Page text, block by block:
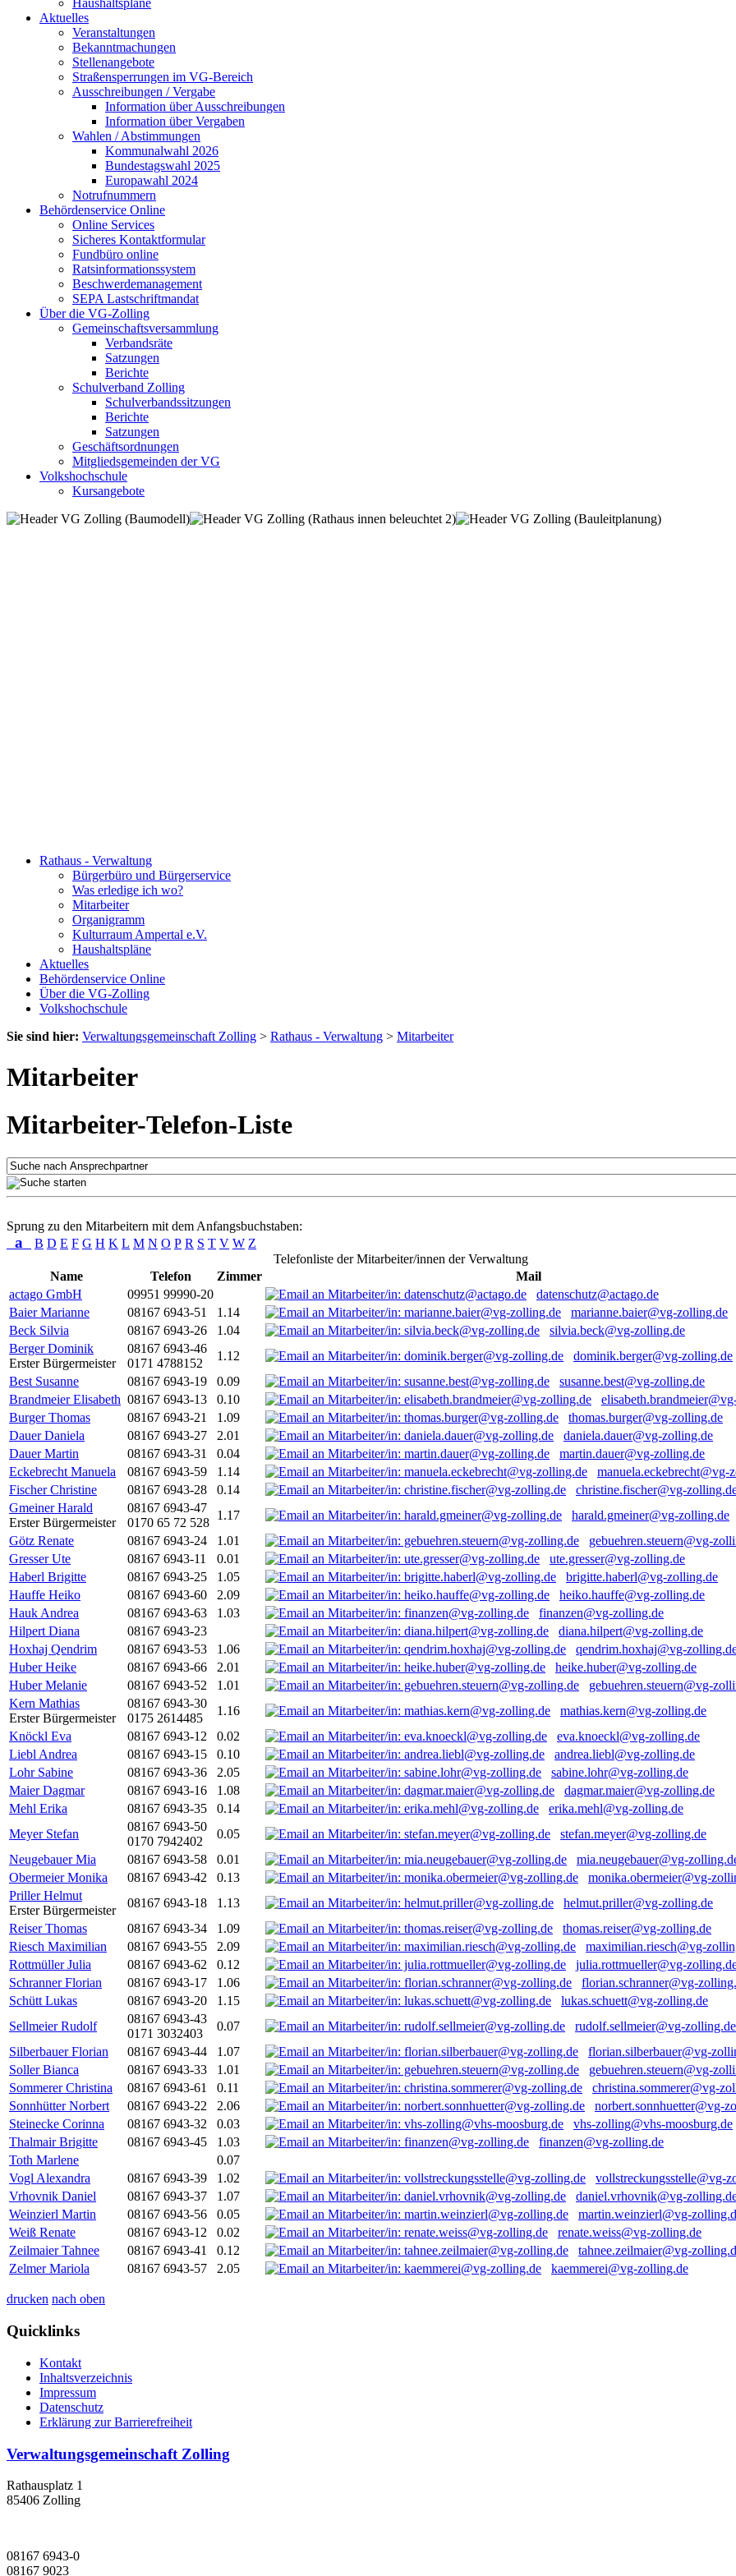
Haushaltspläne
Aktuelles
Veranstaltungen
Bekanntmachungen
Stellenangebote
Straßensperrungen im VG-Bereich
Ausschreibungen / Vergabe
Information über Ausschreibungen
Information über Vergaben
Wahlen / Abstimmungen
Kommunalwahl 2026
Bundestagswahl 2025
Europawahl 2024
Notrufnummern
Behördenservice Online
Online Services
Sicheres Kontaktformular
Fundbüro online
Ratsinformationssystem
Beschwerdemanagement
SEPA Lastschriftmandat
Über die VG-Zolling
Gemeinschaftsversammlung
Verbandsräte
Satzungen
Berichte
Schulverband Zolling
Schulverbandssitzungen
Berichte
Satzungen
Geschäftsordnungen
Mitgliedsgemeinden der VG
Volkshochschule
Kursangebote
Rathaus - Verwaltung
Bürgerbüro und Bürgerservice
Was erledige ich wo?
Mitarbeiter
Organigramm
Kulturraum Ampertal e.V.
Haushaltspläne
Aktuelles
Behördenservice Online
Über die VG-Zolling
Volkshochschule
Sie sind hier: Verwaltungsgemeinschaft Zolling > Rathaus - Verwaltung > Mitarbeiter
Mitarbeiter
Mitarbeiter-Telefon-Liste
Sprung zu den Mitarbeitern mit dem Anfangsbuchstaben:
a B D E F G H K L M N O P R S T V W Z
Telefonliste der Mitarbeiter/innen der Verwaltung
Name
Telefon Zimmer
Mail
actago GmbH
09951 99990-20
datenschutz@actago.de
Baier Marianne
08167 6943-51 1.14
marianne.baier@vg-zolling.de
Beck Silvia
08167 6943-26 1.04
silvia.beck@vg-zolling.de
Berger Dominik
Erster Bürgermeister
08167 6943-46
0171 4788152
1.12
dominik.berger@vg-zolling.de
Best Susanne
08167 6943-19 0.09
susanne.best@vg-zolling.de
Brandmeier Elisabeth 08167 6943-13 0.10
Burger Thomas
08167 6943-21 1.09
thomas.burger@vg-zolling.de
Dauer Daniela
08167 6943-27 2.01
daniela.dauer@vg-zolling.de
Dauer Martin
08167 6943-31 0.04
martin.dauer@vg-zolling.de
Eckebrecht Manuela
08167 6943-59 1.14
manuela.eckebrecht@vg-
Fischer Christine
08167 6943-28 0.14
christine.fischer@vg-
Gmeiner Harald
Erster Bürgermeister
08167 6943-47
0170 65 72 528
1.17
harald.gmeiner@vg-zolling.de
Götz Renate
08167 6943-24 1.01
gebuehren.steuern@vg-
Gresser Ute
08167 6943-11 0.01
ute.gresser@vg-zolling.de
Haberl Brigitte
08167 6943-25 1.05
brigitte.haberl@vg-zolling.de
Hauffe Heiko
08167 6943-60 2.09
heiko.hauffe@vg-zolling.de
Hauk Andrea
08167 6943-63 1.03
finanzen@vg-zolling.de
Hilpert Diana
08167 6943-23
diana.hilpert@vg-zolling.de
Hoxhaj Qendrim
08167 6943-53 1.06
qendrim.hoxhaj@vg-
Huber Heike
08167 6943-66 2.01
heike.huber@vg-zolling.de
Huber Melanie
08167 6943-52 1.01
gebuehren.steuern@vg-
Kern Mathias
Erster Bürgermeister
08167 6943-30
0175 2614485
1.16
mathias.kern@vg-zolling.de
Knöckl Eva
08167 6943-12 0.02
eva.knoeckl@vg-zolling.de
Liebl Andrea
08167 6943-15 0.10
andrea.liebl@vg-zolling.de
Lohr Sabine
08167 6943-36 2.05
sabine.lohr@vg-zolling.de
Maier Dagmar
08167 6943-16 1.08
dagmar.maier@vg-zolling.de
Mehl Erika
08167 6943-35 0.14
erika.mehl@vg-zolling.de
Meyer Stefan
08167 6943-50
0170 7942402
0.05
stefan.meyer@vg-zolling.de
Neugebauer Mia
08167 6943-58 0.01
mia.neugebauer@vg-
Obermeier Monika
08167 6943-42 0.13
monika.obermeier@vg-
Priller Helmut
Erster Bürgermeister
08167 6943-18 1.13
helmut.priller@vg-zolling.de
Reiser Thomas
08167 6943-34 1.09
thomas.reiser@vg-zolling.de
Riesch Maximilian
08167 6943-55 2.09
maximilian.riesch@vg-
Rottmüller Julia
08167 6943-62 0.12
julia.rottmueller@vg-
Schranner Florian
08167 6943-17 1.06
florian.schranner@vg-
Schütt Lukas
08167 6943-20 1.15
lukas.schuett@vg-zolling.de
Sellmeier Rudolf
08167 6943-43
0171 3032403
0.07
rudolf.sellmeier@vg-zolling.de
Silberbauer Florian
08167 6943-44 1.07
florian.silberbauer@vg-
Soller Bianca
08167 6943-33 1.01
gebuehren.steuern@vg-
Sommerer Christina
08167 6943-61 0.11
christina.sommerer@vg-
Sonnhütter Norbert
08167 6943-22 2.06
norbert.sonnhuetter@vg-
Steinecke Corinna
08167 6943-32 0.03
vhs-zolling@vhs-moosburg.de
Thalmair Brigitte
08167 6943-45 1.03
finanzen@vg-zolling.de
Toth Marlene
0.07
Vogl Alexandra
08167 6943-39 1.02
vollstreckungsstelle@vg-
Vrhovnik Daniel
08167 6943-37 1.07
daniel.vrhovnik@vg-
Weinzierl Martin
08167 6943-56 0.05
martin.weinzierl@vg-
Weiß Renate
08167 6943-12 0.02
renate.weiss@vg-zolling.de
Zeilmaier Tahnee
08167 6943-41 0.12
tahnee.zeilmaier@vg-
Zelmer Mariola
08167 6943-57 2.05 kaemmerei@vg-zolling.de
drucken nach oben
Quicklinks
Kontakt
Inhaltsverzeichnis
Impressum
Datenschutz
Erklärung zur Barrierefreiheit
Verwaltungsgemeinschaft Zolling
Rathausplatz 1
85406 Zolling
08167 6943-0
08167 9023